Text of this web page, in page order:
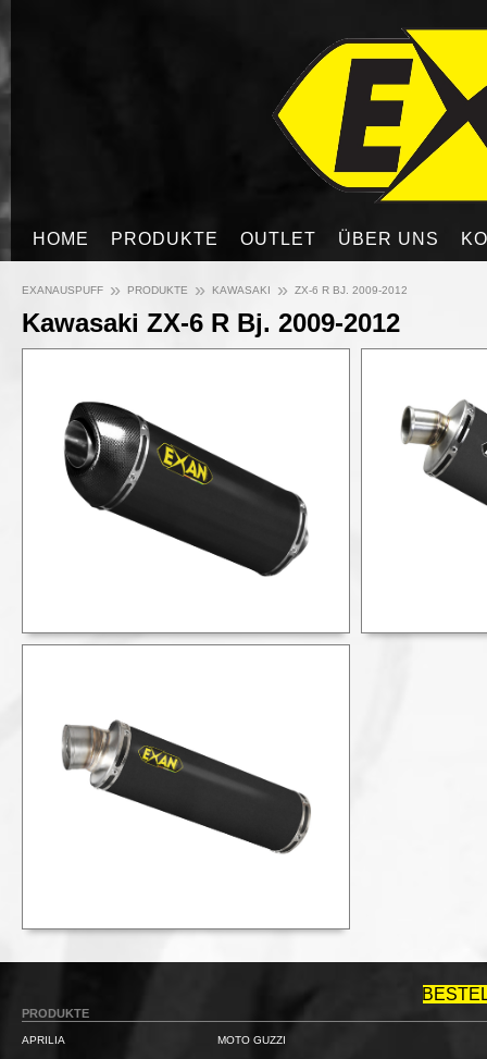
HOME PRODUKTE OUTLET ÜBER UNS
EXANAUSPUFF » PRODUKTE » KAWASAKI » ZX-6 R BJ. 2009-2012
Kawasaki ZX-6 R Bj. 2009-2012
PRODUKTE
APRILIA MOTO GUZZI